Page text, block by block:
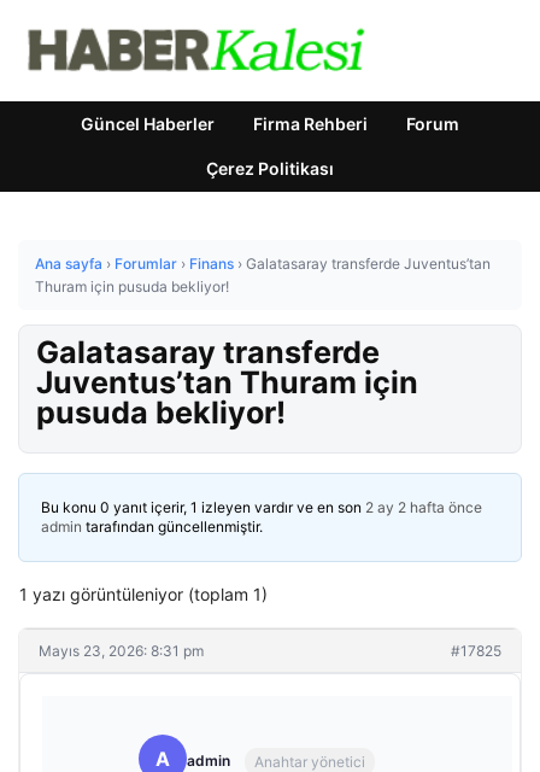
Güncel Haberler Firma Rehberi Forum
Çerez Politikası
Ana sayfa › Forumlar › Finans › Galatasaray transferde Juventus’tan
Thuram için pusuda bekliyor!
Galatasaray transferde
Juventus’tan Thuram için
pusuda bekliyor!
Bu konu 0 yanıt içerir, 1 izleyen vardır ve en son 2 ay 2 hafta önce
admin tarafından güncellenmiştir.
1 yazı görüntüleniyor (toplam 1)
Mayıs 23, 2026: 8:31 pm #17825
A admin Anahtar yönetici